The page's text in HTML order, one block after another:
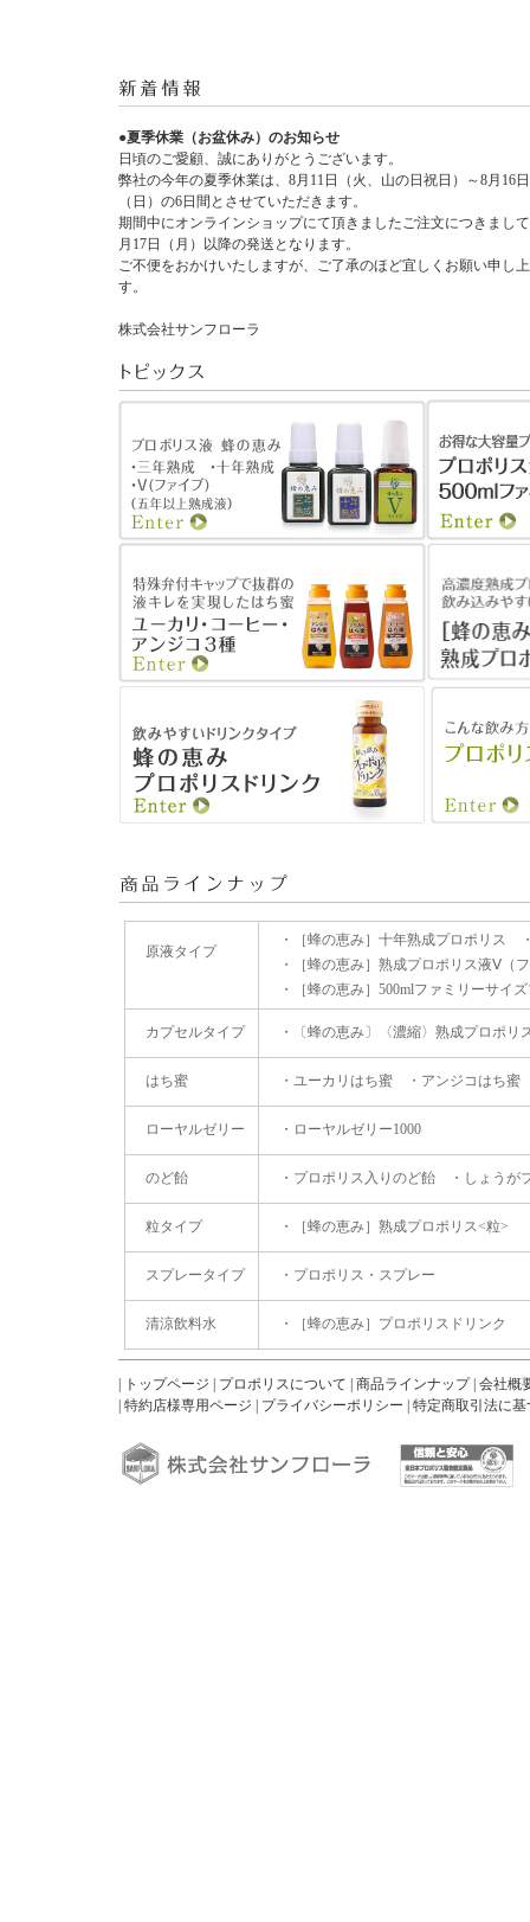
●夏季休業（お盆休み）のお知らせ
日頃のご愛顧、誠にありがとうございます。
弊社の今年の夏季休業は、8月11日（火、山の日祝日）～8月16日
（日）の6日間とさせていただきます。
期間中にオンラインショップにて頂きましたご注文につきまし
月17日（月）以降の発送となります。
ご不便をおかけいたしますが、ご了承のほど宜しくお願い申し
す。
株式会社サンフローラ
原液タイプ
・ ［蜂の恵み］十年熟成プロポリス
・
［蜂の恵み］熟成プロポリス液Ⅴ（
・
［蜂の恵み］500mlファミリーサイ
カプセルタイプ ・ 〔蜂の恵み〕〈濃縮〉熟成プロポリ
はち蜜 ・ ユーカリはち蜜・ アンジコはち蜜
ローヤルゼリー ・ ローヤルゼリー1000
のど飴 ・ プロポリス入りのど飴・ しょうが
粒タイプ ・ ［蜂の恵み］熟成プロポリス<粒>
スプレータイプ ・ プロポリス・スプレー
清涼飲料水 ・ ［蜂の恵み］プロポリスドリンク
トップページ プロポリスについて 商品ラインナップ| 会社概
特約店様専用ページ プライバシーポリシー 特定商取引法に基